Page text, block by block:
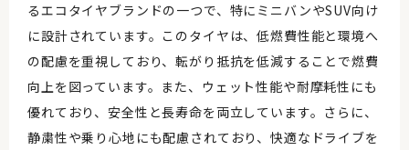
るエコタイヤブランドの一つで、特にミニバンやSUV向け
に設計されています。このタイヤは、低燃費性能と環境へ
の配慮を重視しており、転がり抵抗を低減することで燃費
向上を図っています。また、ウェット性能や耐摩耗性にも
優れており、安全性と長寿命を両立しています。さらに、
静粛性や乗り心地にも配慮されており、快適なドライブを